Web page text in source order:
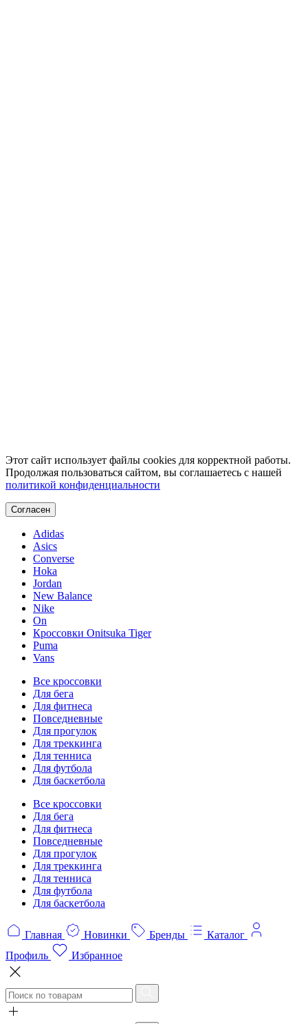
Этот сайт использует файлы cookies для корректной работы.
Продолжая пользоваться сайтом, вы соглашаетесь с нашей
политикой конфиденциальности
Согласен
Adidas
Asics
Converse
Hoka
Jordan
New Balance
Nike
On
Кроссовки Onitsuka Tiger
Puma
Vans
Все кроссовки
Для бега
Для фитнеса
Повседневные
Для прогулок
Для треккинга
Для тенниса
Для футбола
Для баскетбола
Все кроссовки
Для бега
Для фитнеса
Повседневные
Для прогулок
Для треккинга
Для тенниса
Для футбола
Для баскетбола
Главная Новинки Бренды
Каталог
Профиль
Избранное